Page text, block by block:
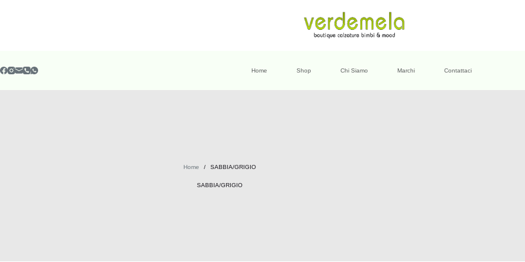
Home Shop Chi Siamo Marchi Contattaci
Home / SABBIA/GRIGIO
SABBIA/GRIGIO